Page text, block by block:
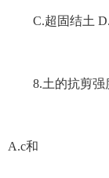
C.超固结土 D.
8.土的抗剪强
A.c和